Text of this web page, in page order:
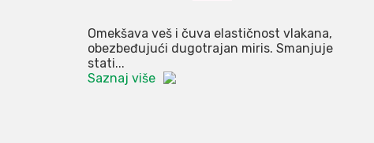
Omekšava veš i čuva elastičnost vlakana,
obezbeđujući dugotrajan miris. Smanjuje
stati...
Saznaj više